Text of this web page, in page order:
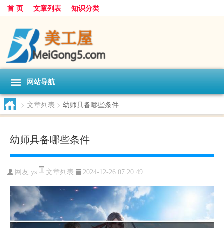
首 页 文章列表 知识分类
网站导航
> 文章列表 > 幼师具备哪些条件
幼师具备哪些条件
网友:ys 文章列表 2024-12-26 07:20:49